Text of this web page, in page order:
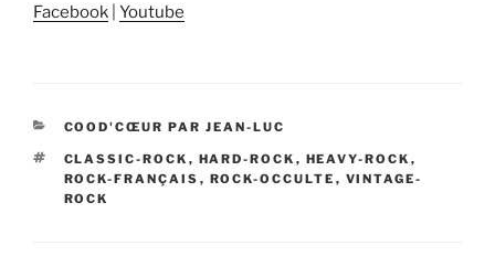
Facebook Youtube
CATÉGORIES
COOD'CŒUR PAR JEAN-LUC
ÉTIQUETTES
CLASSIC-ROCK , HARD-ROCK , HEAVY-ROCK ,
ROCK-FRANÇAIS , ROCK-OCCULTE , VINTAGE-
ROCK